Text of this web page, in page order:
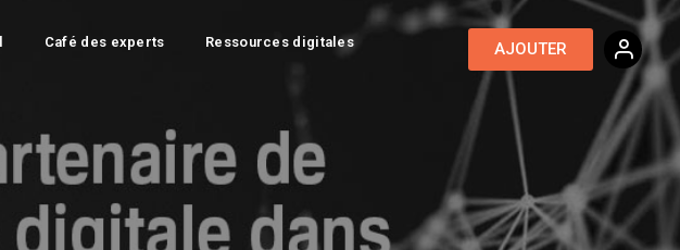
Café des experts
Ressources digitales
AJOUTER